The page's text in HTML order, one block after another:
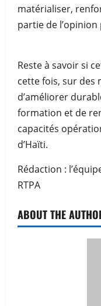
matérialiser,
partie de
Reste à savoir si
cette fois, sur des
d’améliorer
formation et de
capacités
d’Haïti.
Rédaction :
RTPA
ABOUT THE